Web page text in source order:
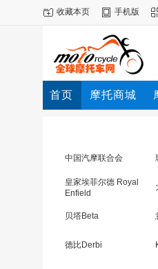
收藏本页 手机版
首页 摩托商城
中国汽摩联合会
皇家埃菲尔德 Royal
Enfield
贝塔Beta
德比Derbi